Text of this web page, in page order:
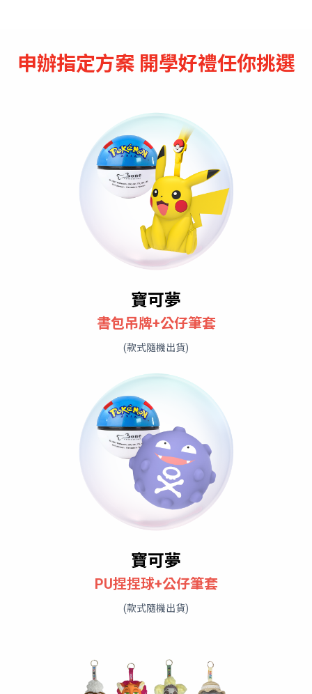
申辦指定方案 開學好禮任你挑選
寶可夢
書包吊牌+公仔筆套
(款式隨機出貨)
寶可夢
PU捏捏球+公仔筆套
(款式隨機出貨)